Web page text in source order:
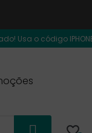
IPHONE no